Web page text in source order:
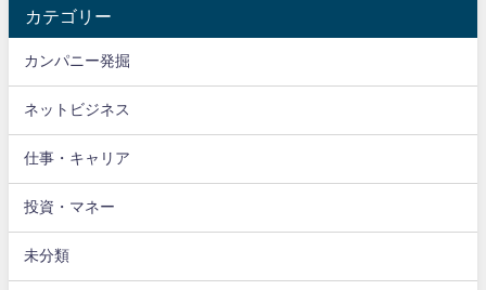
カテゴリー
カンパニー発掘
ネットビジネス
仕事・キャリア
投資・マネー
未分類